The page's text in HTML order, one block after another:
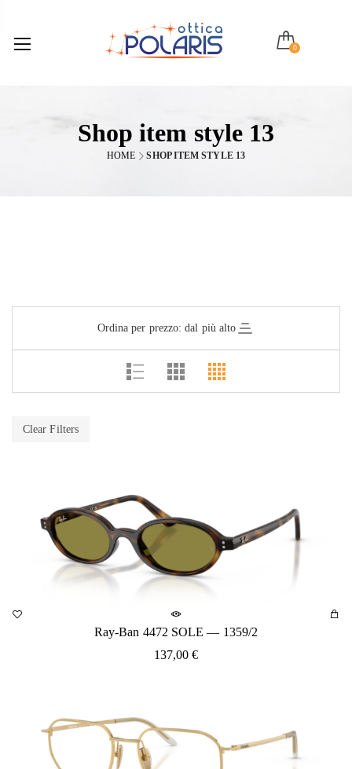
0
Shop item style 13
HOME SHOP ITEM STYLE 13
Ordina per prezzo: dal più alto
Clear Filters
Ray-Ban 4472 SOLE — 1359/2
137,00€